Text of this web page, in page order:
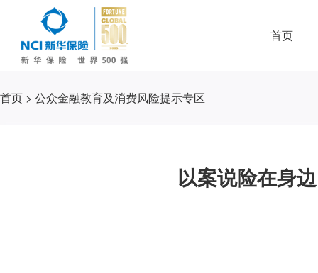
首页
首页 > 公众金融教育及消费风险提示专区
以案说险在身